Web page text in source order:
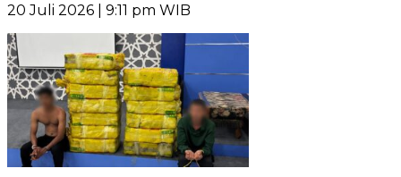
20 Juli 2026 | 9:11 pm WIB